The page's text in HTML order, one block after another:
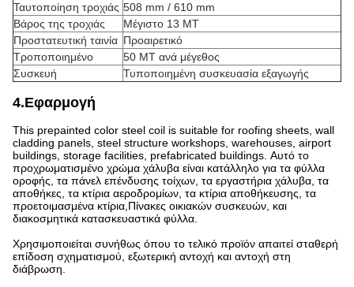
Ταυτοποίηση τροχιάς 508 mm / 610 mm
Βάρος της τροχιάς
Μέγιστο 13 MT
Προστατευτική ταινία Προαιρετικό
Τροποποιημένο
50 MT ανά μέγεθος
Συσκευή
Τυποποιημένη συσκευασία εξαγωγής
4.Εφαρμογή
This prepainted color steel coil is suitable for roofing sheets, wall
cladding panels, steel structure workshops, warehouses, airport
buildings, storage facilities, prefabricated buildings. Αυτό το
προχρωματισμένο χρώμα χάλυβα είναι κατάλληλο για τα φύλλα
οροφής, τα πάνελ επένδυσης τοίχων, τα εργαστήρια χάλυβα, τα
αποθήκες, τα κτίρια αεροδρομίων, τα κτίρια αποθήκευσης, τα
προετοιμασμένα κτίρια,Πίνακες οικιακών συσκευών, και
διακοσμητικά κατασκευαστικά φύλλα.
Χρησιμοποιείται συνήθως όπου το τελικό προϊόν απαιτεί σταθερή
επίδοση σχηματισμού, εξωτερική αντοχή και αντοχή στη
διάβρωση.